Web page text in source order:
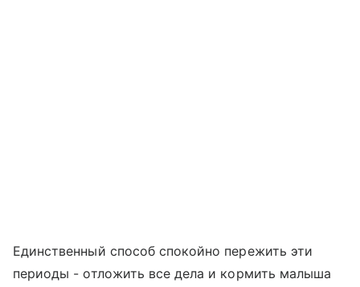
Единственный способ спокойно пережить эти
периоды - отложить все дела и кормить малыша